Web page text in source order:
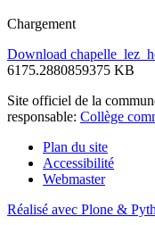
Chargement
Download
6175.2880859375 KB
Site officiel de la
responsable: Collège
Plan du site
Accessibilité
Webmaster
Réalisé avec Plone &